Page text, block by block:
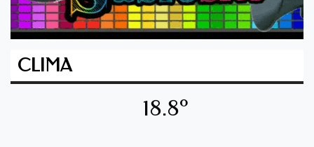
CLIMA
18.8º